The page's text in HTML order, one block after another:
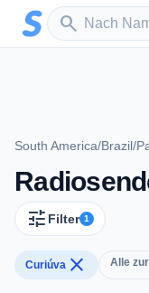
Zum Hauptinhalt springen
search
Sender suchen
South America/Brazil/
tune Filter 1
Curiúva close Alle